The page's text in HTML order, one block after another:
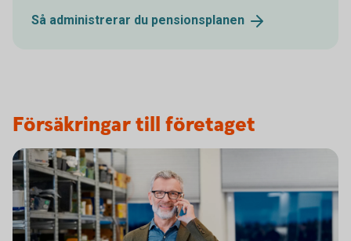
Så administrerar du pensionsplanen
Försäkringar till företaget